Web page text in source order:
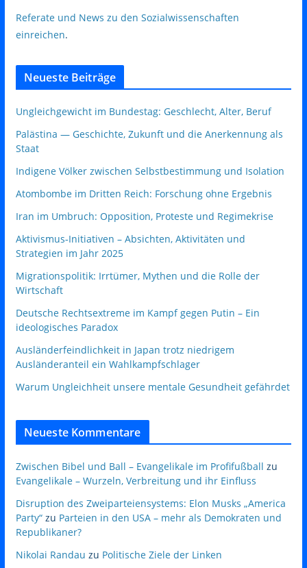
Referate und News zu den Sozialwissenschaften
einreichen.
Neueste Beiträge
Ungleichgewicht im Bundestag: Geschlecht, Alter, Beruf
Palästina — Geschichte, Zukunft und die Anerkennung als
Staat
Indigene Völker zwischen Selbstbestimmung und Isolation
Atombombe im Dritten Reich: Forschung ohne Ergebnis
Iran im Umbruch: Opposition, Proteste und Regimekrise
Aktivismus‑Initiativen – Absichten, Aktivitäten und
Strategien im Jahr 2025
Migrationspolitik: Irrtümer, Mythen und die Rolle der
Wirtschaft
Deutsche Rechtsextreme im Kampf gegen Putin – Ein
ideologisches Paradox
Ausländerfeindlichkeit in Japan trotz niedrigem
Ausländeranteil ein Wahlkampfschlager
Warum Ungleichheit unsere mentale Gesundheit gefährdet
Neueste Kommentare
Zwischen Bibel und Ball – Evangelikale im Profifußball zu
Evangelikale – Wurzeln, Verbreitung und ihr Einfluss
Disruption des Zweiparteiensystems: Elon Musks „America
Party“zu Parteien in den USA – mehr als Demokraten und
Republikaner?
Nikolai Randau zu Politische Ziele der Linken